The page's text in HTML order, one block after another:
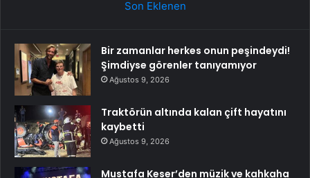
Son Eklenen
Bir zamanlar herkes onun peşindeydi!
Şimdiyse görenler tanıyamıyor
Ağustos 9, 2026
Traktörün altında kalan çift hayatını
kaybetti
Ağustos 9, 2026
Mustafa Keser’den müzik ve kahkaha